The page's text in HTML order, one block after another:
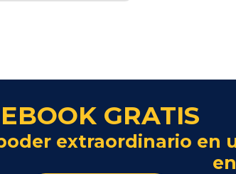
EBOOK GRATIS
extraordinario en